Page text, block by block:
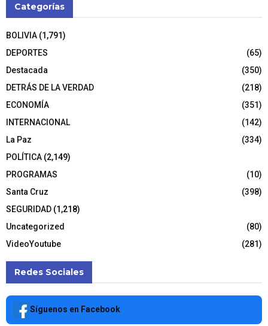
Categorías
BOLIVIA (1,791)
DEPORTES
(65)
Destacada
(350)
DETRÁS DE LA VERDAD
(218)
ECONOMÍA
(351)
INTERNACIONAL
(142)
La Paz
(334)
POLÍTICA (2,149)
PROGRAMAS
(10)
Santa Cruz
(398)
SEGURIDAD (1,218)
Uncategorized
(80)
VideoYoutube
(281)
Redes Sociales
Síguenos en Facebook